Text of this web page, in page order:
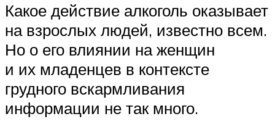
Какое действие алкоголь оказывает
на взрослых людей, известно всем.
Но о его влиянии на женщин
и их младенцев в контексте
грудного вскармливания
информации не так много.